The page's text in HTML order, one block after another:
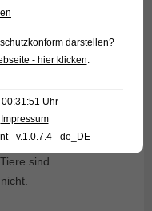
Irian Jaya genannten
stammen alle
von einigen wenigen
sind
darstellen?
- hier klicken.
Uhr
Impressum
- v.1.0.7.4 - de_DE